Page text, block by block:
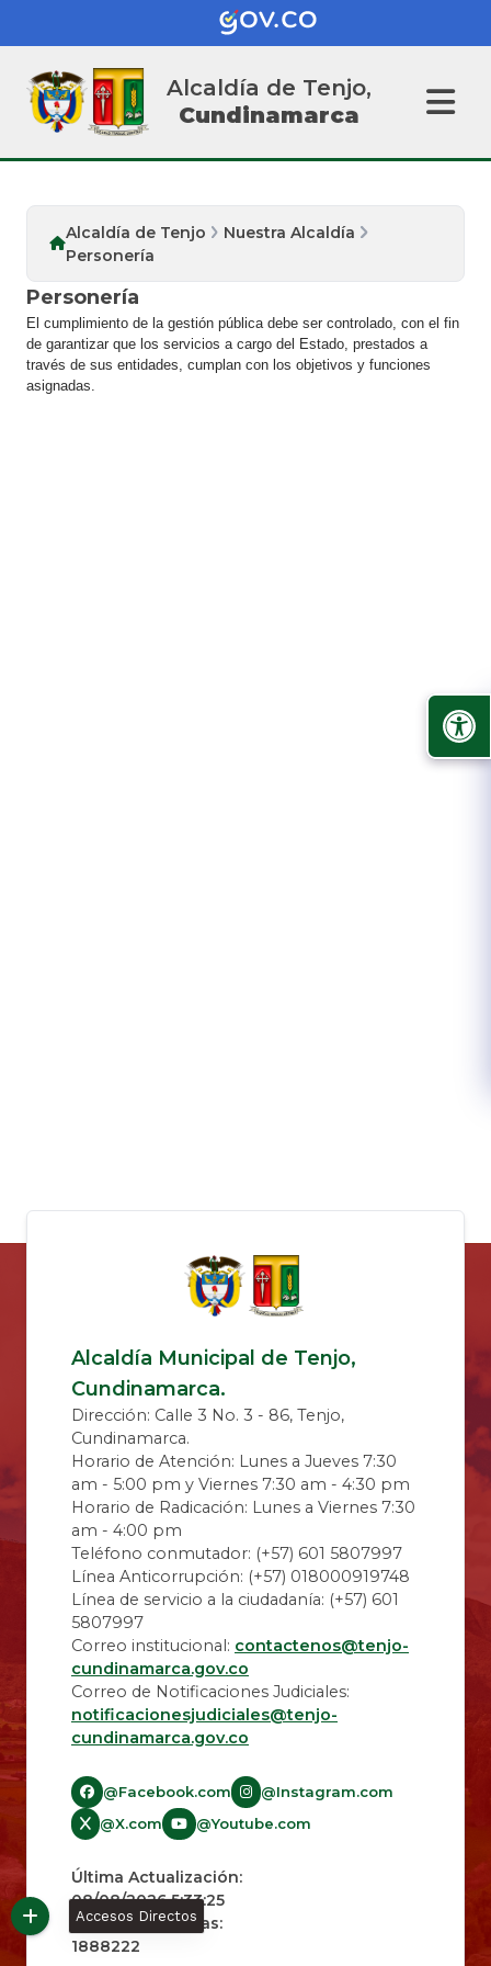
Alcaldía de Tenjo,
Cundinamarca
Alcaldía de Tenjo
Nuestra Alcaldía
Personería
Personería
El cumplimiento de la gestión pública debe ser controlado, con el fin
de garantizar que los servicios a cargo del Estado, prestados a
través de sus entidades, cumplan con los objetivos y funciones
asignadas.
Alcaldía Municipal de Tenjo,
Cundinamarca.
Dirección: Calle 3 No. 3 - 86, Tenjo,
Cundinamarca.
Horario de Atención: Lunes a Jueves 7:30
am - 5:00 pm y Viernes 7:30 am - 4:30 pm
Horario de Radicación: Lunes a Viernes 7:30
am - 4:00 pm
Teléfono conmutador: (+57) 601 5807997
Línea Anticorrupción: (+57) 018000919748
Línea de servicio a la ciudadanía: (+57) 601
5807997
Correo institucional: contactenos@tenjo-
cundinamarca.gov.co
Correo de Notificaciones Judiciales:
notificacionesjudiciales@tenjo-
cundinamarca.gov.co​
@Facebook.com
@Instagram.com
@X.com
@Youtube.com
Última Actualización:
08/08/2026 5:33:25
Número de Visitas:
1888222
Accesos Directos